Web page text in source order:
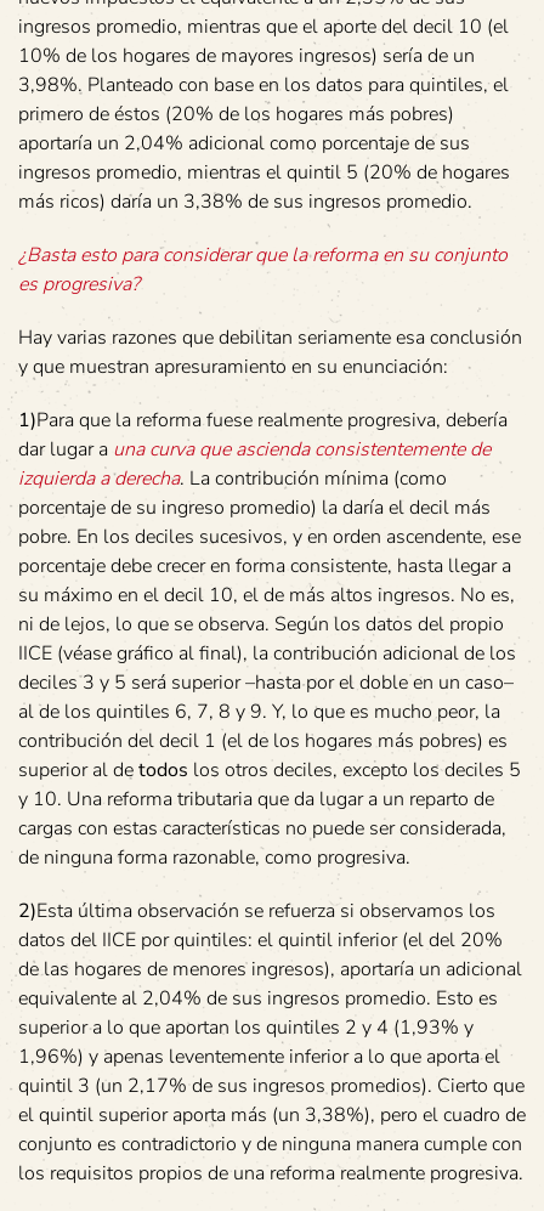
ingresos promedio, mientras que el aporte del decil 10 (el
10% de los hogares de mayores ingresos) sería de un
3,98%. Planteado con base en los datos para quintiles, el
primero de éstos (20% de los hogares más pobres)
aportaría un 2,04% adicional como porcentaje de sus
ingresos promedio, mientras el quintil 5 (20% de hogares
más ricos) daría un 3,38% de sus ingresos promedio.
¿Basta esto para considerar que la reforma en su conjunto
es progresiva?
Hay varias razones que debilitan seriamente esa conclusión
y que muestran apresuramiento en su enunciación:
1)Para que la reforma fuese realmente progresiva, debería
dar lugar a una curva que ascienda consistentemente de
izquierda a derecha. La contribución mínima (como
porcentaje de su ingreso promedio) la daría el decil más
pobre. En los deciles sucesivos, y en orden ascendente, ese
porcentaje debe crecer en forma consistente, hasta llegar a
su máximo en el decil 10, el de más altos ingresos. No es,
ni de lejos, lo que se observa. Según los datos del propio
IICE (véase gráfico al final), la contribución adicional de los
deciles 3 y 5 será superior –hasta por el doble en un caso–
al de los quintiles 6, 7, 8 y 9. Y, lo que es mucho peor, la
contribución del decil 1 (el de los hogares más pobres) es
superior al detodos los otros deciles, excepto los deciles 5
y 10. Una reforma tributaria que da lugar a un reparto de
cargas con estas características no puede ser considerada,
de ninguna forma razonable, como progresiva.
2)Esta última observación se refuerza si observamos los
datos del IICE por quintiles: el quintil inferior (el del 20%
de las hogares de menores ingresos), aportaría un adicional
equivalente al 2,04% de sus ingresos promedio. Esto es
superior a lo que aportan los quintiles 2 y 4 (1,93% y
1,96%) y apenas leventemente inferior a lo que aporta el
quintil 3 (un 2,17% de sus ingresos promedios). Cierto que
el quintil superior aporta más (un 3,38%), pero el cuadro de
conjunto es contradictorio y de ninguna manera cumple con
los requisitos propios de una reforma realmente progresiva.